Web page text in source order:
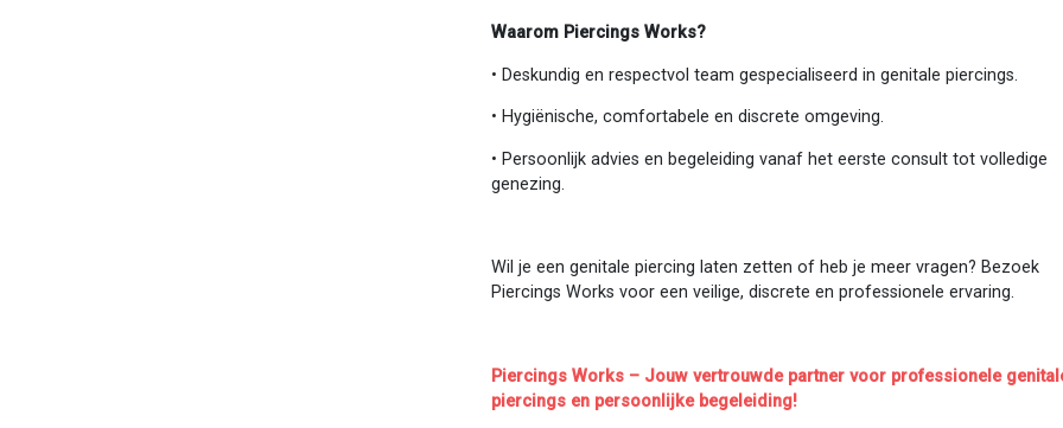
Waarom Piercings Works?
• Deskundig en respectvol team gespecialiseerd in genitale piercings.
• Hygiënische, comfortabele en discrete omgeving.
• Persoonlijk advies en begeleiding vanaf het eerste consult tot volledige
genezing.
Wil je een genitale piercing laten zetten of heb je meer vragen? Bezoek
Piercings Works voor een veilige, discrete en professionele ervaring.
Piercings Works – Jouw vertrouwde partner voor professionele
piercings en persoonlijke begeleiding!